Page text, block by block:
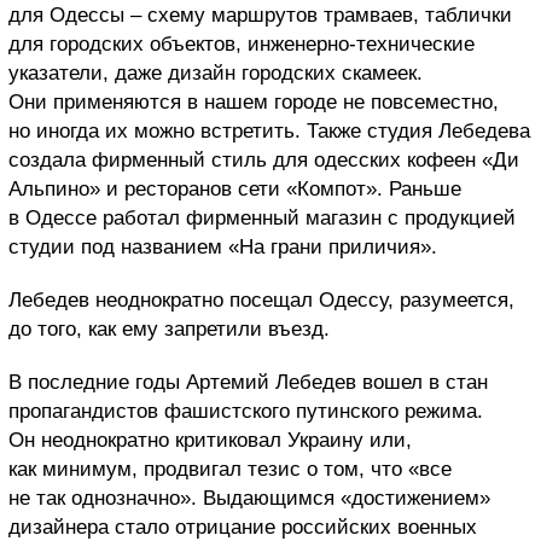
для Одессы – схему маршрутов трамваев, таблички
для городских объектов, инженерно-технические
указатели, даже дизайн городских скамеек.
Они применяются в нашем городе не повсеместно,
но иногда их можно встретить. Также студия Лебедева
создала фирменный стиль для одесских кофеен «Ди
Альпино» и ресторанов сети «Компот». Раньше
в Одессе работал фирменный магазин с продукцией
студии под названием «На грани приличия».
Лебедев неоднократно посещал Одессу, разумеется,
до того, как ему запретили въезд.
В последние годы Артемий Лебедев вошел в стан
пропагандистов фашистского путинского режима.
Он неоднократно критиковал Украину или,
как минимум, продвигал тезис о том, что «все
не так однозначно». Выдающимся «достижением»
дизайнера стало отрицание российских военных